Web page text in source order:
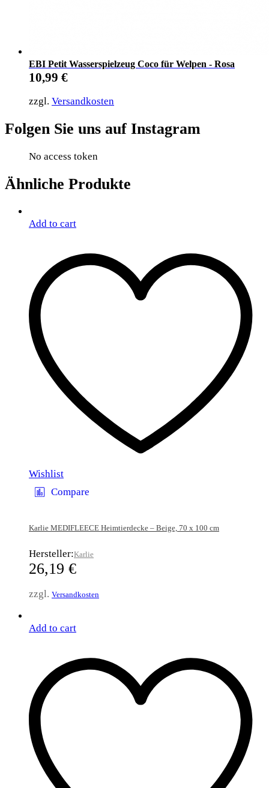
EBI Petit Wasserspielzeug Coco für Welpen - Rosa
10,99 €
zzgl. Versandkosten
Folgen Sie uns auf Instagram
No access token
Ähnliche Produkte
Add to cart
Wishlist
Compare
Karlie MEDIFLEECE Heimtierdecke – Beige, 70 x 100 cm
Hersteller:Karlie
26,19 €
zzgl. Versandkosten
Add to cart